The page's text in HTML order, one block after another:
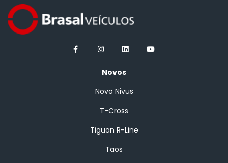
Novos
Novo Nivus
T-Cross
Tiguan R-Line
Taos